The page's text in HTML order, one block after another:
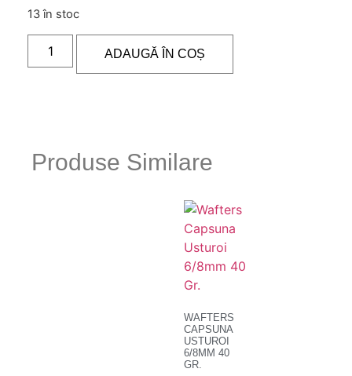
13 în stoc
ADAUGĂ ÎN COȘ
Produse Similare
WAFTERS
CAPSUNA
USTUROI
6/8MM 40
GR.